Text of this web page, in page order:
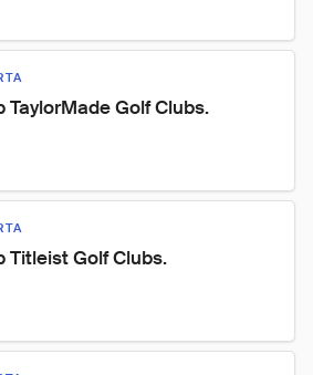
TaylorMade Golf Clubs.
Titleist Golf Clubs.